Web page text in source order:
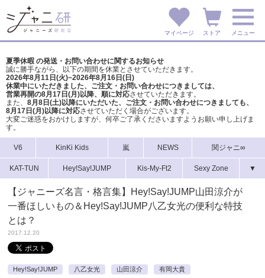
マイページ ストア メニュー
夏季休暇 の発送・お問い合わせに関するお知らせ
誠に勝手ながら、以下の期間を休業とさせていただきます。
2026年8月11日(火)~2026年8月16日(日)
休業中にいただきました、ご注文・お問い合わせにつきましては、
営業再開の8月17日(月)以降、順に対応させていただきます。
また、 8月8日(土)以降にいただいた、ご注文・ お問い合わせにつきましても、
8月17日(月)以降に対応させていただく場合がございます。
大変ご迷惑をおかけしますが、 何卒ご了承くださいますようお願い申し上げま
す。
V6 KinKi Kids 嵐 NEWS 関ジャニ∞
KAT-TUN Hey!Say!JUMP Kis-My-Ft2 Sexy Zone ▼
【ジャニーズ名言・格言集】Hey!Say!JUMP山田涼介が
一番ほしいもの＆Hey!Say!JUMP八乙女光の便利な特技
とは？
2017.12.20
Hey!Say!JUMP 八乙女光 山田涼介
有岡大貴